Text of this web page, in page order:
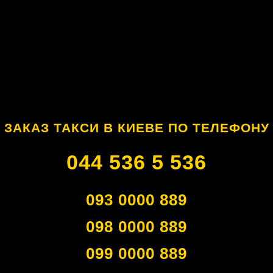
ЗАКАЗ ТАКСИ В КИЕВЕ ПО ТЕЛЕФОНУ
044 536 5 536
093 0000 889
098 0000 889
099 0000 889